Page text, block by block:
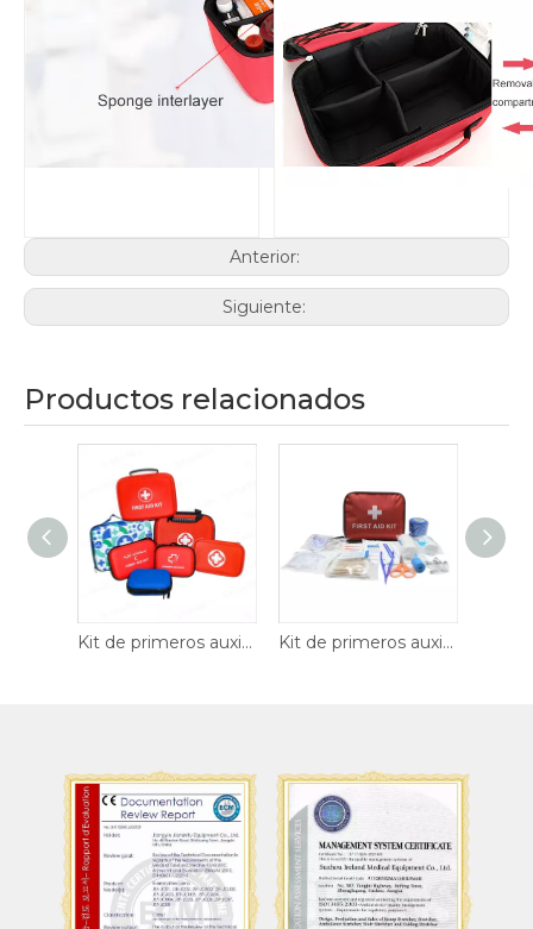
Anterior:
Siguiente:
Productos relacionados
Kit de primeros auxilios (M08-Y045) Kit de primeros auxilios (M08-Y020)